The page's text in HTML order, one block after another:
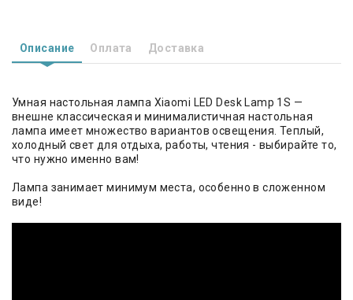
Описание Оплата Доставка
Умная настольная лампа Xiaomi LED Desk Lamp 1S —
внешне классическая и минималистичная настольная
лампа имеет множество вариантов освещения. Теплый,
холодный свет для отдыха, работы, чтения - выбирайте то,
что нужно именно вам!
Лампа занимает минимум места, особенно в сложенном
виде!